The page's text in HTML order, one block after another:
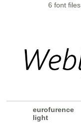
6 font files
eurofurence
light